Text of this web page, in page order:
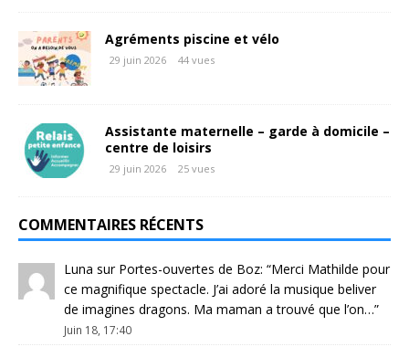
Agréments piscine et vélo
29 juin 2026 44 vues
Assistante maternelle – garde à domicile –
centre de loisirs
29 juin 2026 25 vues
COMMENTAIRES RÉCENTS
Luna sur Portes-ouvertes de Boz: “Merci Mathilde pour
ce magnifique spectacle. J’ai adoré la musique beliver
de imagines dragons. Ma maman a trouvé que l’on…”
Juin 18, 17:40